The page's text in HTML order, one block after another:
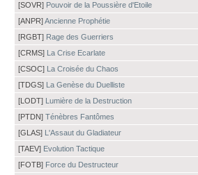
[SOVR] Pouvoir de la Poussière d'Etoile
[ANPR]Ancienne Prophétie
[RGBT] Rage des Guerriers
[CRMS] La Crise Ecarlate
[CSOC] La Croisée du Chaos
[TDGS] La Genèse du Duelliste
[LODT] Lumière de la Destruction
[PTDN] Ténèbres Fantômes
[GLAS] L'Assaut du Gladiateur
[TAEV] Evolution Tactique
[FOTB] Force du Destructeur